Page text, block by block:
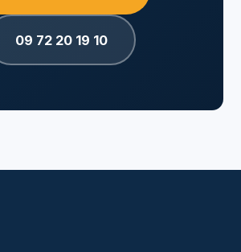
09 72 20 19 10